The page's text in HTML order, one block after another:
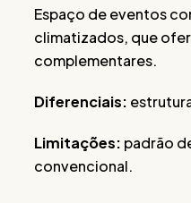
Espaço de eventos
climatizados, que
complementares.
Diferenciais:
Limitações: padrão
convencional.